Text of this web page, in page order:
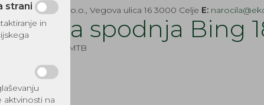
EKOTEH d.o.o., Vegova ulica 16 3000 Celje E:
Šoba spodnja Bing
1687MTB
strani
in
na